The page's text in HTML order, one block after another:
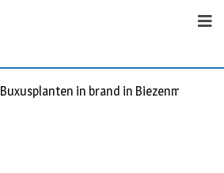
Buxusplanten in brand in Biezenmortel,